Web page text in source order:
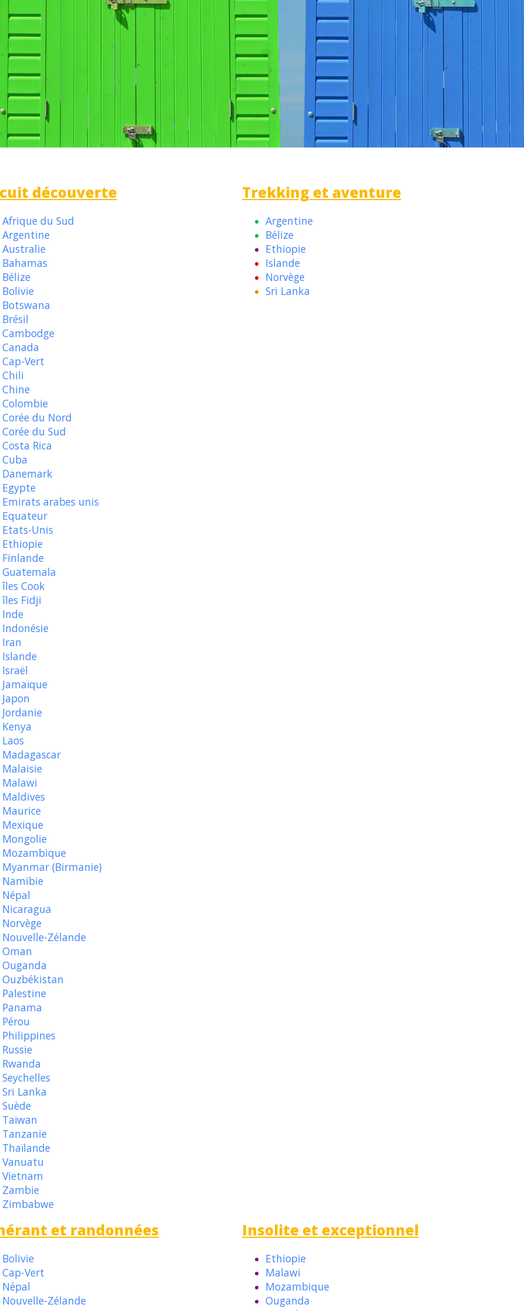
découverte
Afrique du Sud
Argentine
Australie
Bahamas
Bélize
Bolivie
Botswana
Brésil
Cambodge
Canada
Cap-Vert
Chili
Chine
Colombie
Corée du Nord
Corée du Sud
Costa Rica
Cuba
Danemark
Egypte
Emirats arabes unis
Equateur
Etats-Unis
Ethiopie
Finlande
Guatemala
îles Cook
îles Fidji
Inde
Indonésie
Iran
Islande
Israël
Jamaïque
Japon
Jordanie
Kenya
Laos
Madagascar
Malaisie
Malawi
Maldives
Maurice
Mexique
Mongolie
Mozambique
Myanmar (Birmanie)
Namibie
Népal
Nicaragua
Norvège
Nouvelle-Zélande
Oman
Ouganda
Ouzbékistan
Palestine
Panama
Pérou
Philippines
Russie
Rwanda
Seychelles
Sri Lanka
Suède
Taïwan
Tanzanie
Thaïlande
Vanuatu
Vietnam
Zambie
Zimbabwe
Trekking et aventure
Argentine
Bélize
Ethiopie
Islande
Norvège
Sri Lanka
et randonnées
Bolivie
Cap-Vert
Népal
Nouvelle-Zélande
Insolite et exceptionnel
Ethiopie
Malawi
Mozambique
Ouganda